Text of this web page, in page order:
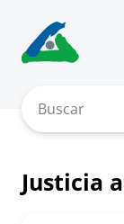
content
Buscar
Justicia